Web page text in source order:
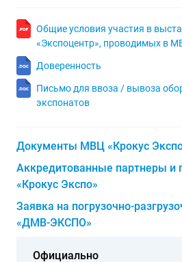
Общие условия участия в
«Экспоцентр», проводимых в
Доверенность
Письмо для ввоза / вывоза
экспонатов
Документы МВЦ «Крокус
Аккредитованные партнеры и
«Крокус Экспо»
Заявка на погрузочно-
«ДМВ-ЭКСПО»
Официально